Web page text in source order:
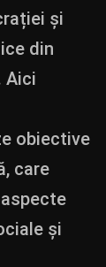
și
din
Aici
obiective
care
și